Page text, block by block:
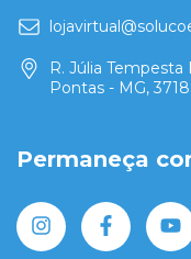
R. Júlia Tempesta
Pontas - MG,
Permaneça